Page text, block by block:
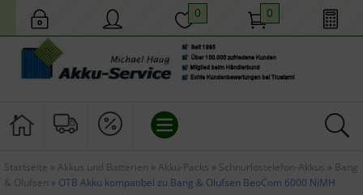
0 0
AKKUS UND BATTERIEN
Startseite » Akkus und Batterien » Akku-Packs » Schnurlostelefon-Akkus » Bang
& Olufsen » OTB Akku kompatibel zu Bang & Olufsen BeoCom 6000 NiMH